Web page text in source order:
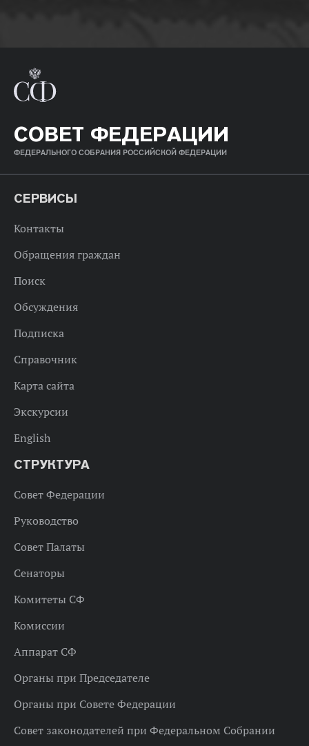
СОВЕТ ФЕДЕРАЦИИ
ФЕДЕРАЛЬНОГО СОБРАНИЯ РОССИЙСКОЙ ФЕДЕРАЦИИ
СЕРВИСЫ
Контакты
Обращения граждан
Поиск
Обсуждения
Подписка
Справочник
Карта сайта
Экскурсии
English
СТРУКТУРА
Совет Федерации
Руководство
Совет Палаты
Сенаторы
Комитеты СФ
Комиссии
Аппарат СФ
Органы при Председателе
Органы при Совете Федерации
Совет законодателей при Федеральном Собрании